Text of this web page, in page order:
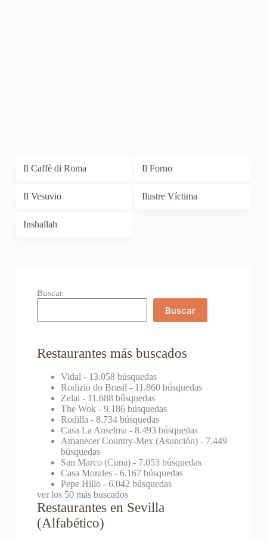
Il Caffè di Roma Il Forno
Il Vesuvio Ilustre Víctima
Inshallah
Buscar
Buscar
Restaurantes más buscados
Vidal - 13.058 búsquedas
Rodizio do Brasil - 11.860 búsquedas
Zelai - 11.688 búsquedas
The Wok- 9.186 búsquedas
Rodilla - 8.734 búsquedas
Casa La Anselma - 8.493 búsquedas
Amanecer Country-Mex (Asunción)- 7.449
búsquedas
San Marco (Cuna)- 7.053 búsquedas
Casa Morales- 6.167 búsquedas
Pepe Hillo- 6.042 búsquedas
ver los 50 más buscados
Restaurantes en Sevilla
(Alfabético)